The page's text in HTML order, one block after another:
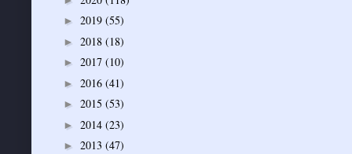
► 2019 (55)
► 2018 (18)
► 2017 (10)
► 2016 (41)
► 2015 (53)
► 2014 (23)
► 2013 (47)